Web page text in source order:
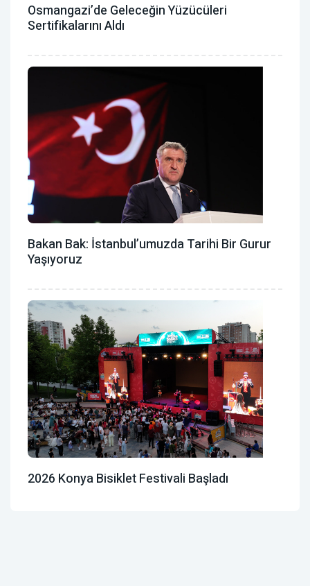
Osmangazi’de Geleceğin Yüzücüleri
Sertifikalarını Aldı
Bakan Bak: İstanbul’umuzda Tarihi Bir Gurur
Yaşıyoruz
2026 Konya Bisiklet Festivali Başladı